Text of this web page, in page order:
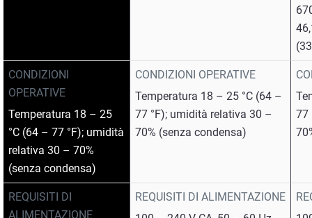
CONDIZIONI
OPERATIVE
Temperatura 18 – 25
°C (64 – 77 °F); umidità
relativa 30 – 70%
(senza condensa)
REQUISITI DI
ALIMENTAZIONE
CONDIZIONI OPERATIVE
Temperatura 18 – 25 °C (64 –
77 °F); umidità relativa 30 –
70% (senza condensa)
REQUISITI DI ALIMENTAZIONE
77